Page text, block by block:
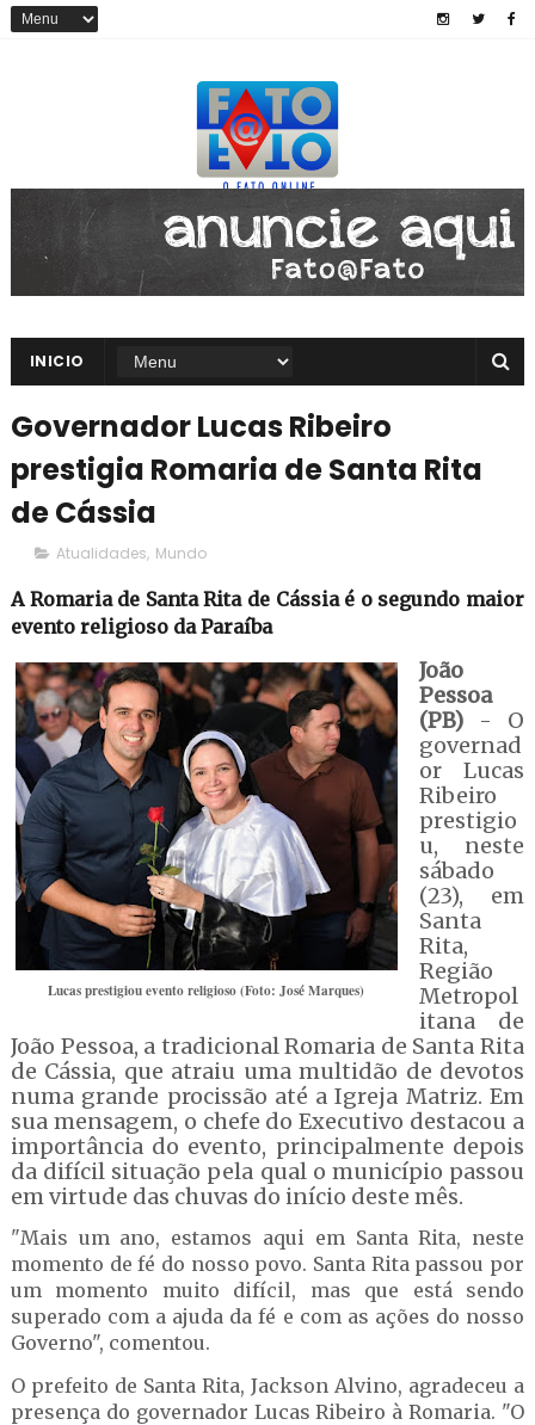
INICIO
Governador Lucas Ribeiro
prestigia Romaria de Santa Rita
de Cássia
Atualidades, Mundo
A Romaria de Santa Rita de Cássia é o segundo maior
evento religioso da Paraíba
Lucas prestigiou evento religioso (Foto: José Marques)
João
Pessoa
(PB)- O
governad
or Lucas
Ribeiro
prestigio
u, neste
sábado
(23), em
Santa
Rita,
Região
Metropol
itana de
João Pessoa, a tradicional Romaria de Santa Rita
de Cássia, que atraiu uma multidão de devotos
numa grande procissão até a Igreja Matriz. Em
sua mensagem, o chefe do Executivo destacou a
importância do evento, principalmente depois
da difícil situação pela qual o município passou
em virtude das chuvas do início deste mês.
"Mais um ano, estamos aqui em Santa Rita, neste
momento de fé do nosso povo. Santa Rita passou por
um momento muito difícil, mas que está sendo
superado com a ajuda da fé e com as ações do nosso
Governo", comentou.
O prefeito de Santa Rita, Jackson Alvino, agradeceu a
presença do governador Lucas Ribeiro à Romaria. "O